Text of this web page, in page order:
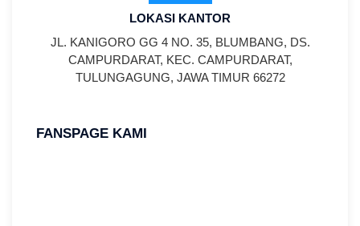
LOKASI KANTOR
JL. KANIGORO GG 4 NO. 35, BLUMBANG, DS.
CAMPURDARAT, KEC. CAMPURDARAT,
TULUNGAGUNG, JAWA TIMUR 66272
FANSPAGE KAMI